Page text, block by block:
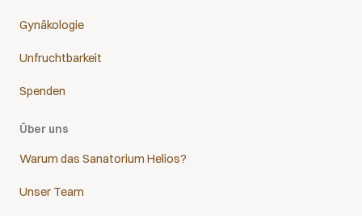
Gynäkologie
Unfruchtbarkeit
Spenden
Über uns
Warum das Sanatorium Helios?
Unser Team